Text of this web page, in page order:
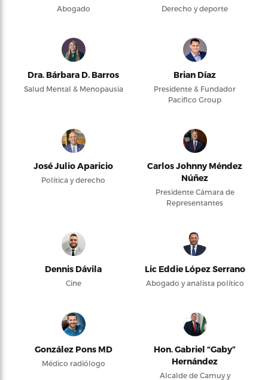
Abogado Derecho y deporte
Dra. Bárbara D. Barros
Salud Mental & Menopausia
Brian Díaz
Presidente & Fundador
Pacifico Group
José Julio Aparicio
Política y derecho
Carlos Johnny Méndez
Núñez
Presidente Cámara de
Representantes
Dennis Dávila
Cine
Lic Eddie López Serrano
Abogado y analista político
González Pons MD
Médico radiólogo
Hon. Gabriel “Gaby”
Hernández
Alcalde de Camuy y